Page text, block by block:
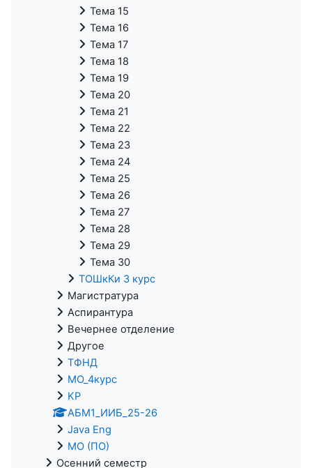
Тема 15
Тема 16
Тема 17
Тема 18
Тема 19
Тема 20
Тема 21
Тема 22
Тема 23
Тема 24
Тема 25
Тема 26
Тема 27
Тема 28
Тема 29
Тема 30
ТОШкКи 3 курс
Магистратура
Аспирантура
Вечернее отделение
Другое
ТФНД
МО_4курс
KP
АБМ1_ИИБ_25-26
Java Eng
МО (ПО)
Осенний семестр